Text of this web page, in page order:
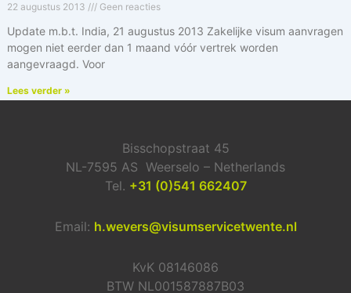
22 augustus 2013 Geen reacties
Update m.b.t. India, 21 augustus 2013 Zakelijke visum aanvragen
mogen niet eerder dan 1 maand vóór vertrek worden
aangevraagd. Voor
Lees verder »
Bisschopstraat 45
NL-7595 AS Weerselo – Netherlands
Tel. +31 (0)541 662407
Email: h.wevers@visumservicetwente.nl
KvK 08146086
BTW NL001587887B03